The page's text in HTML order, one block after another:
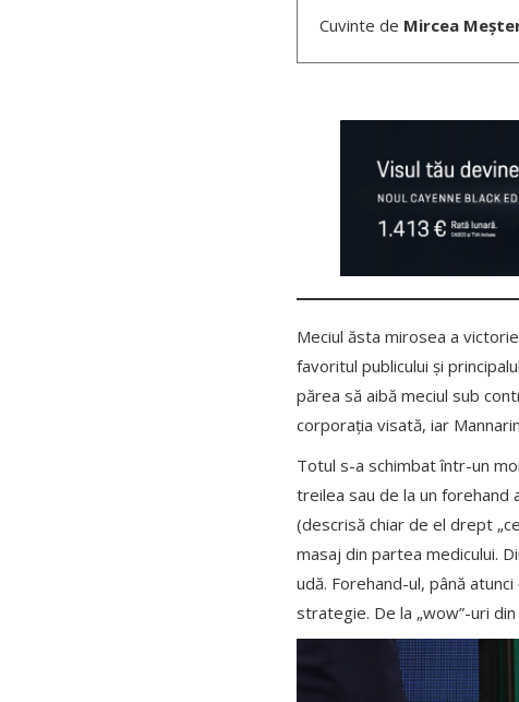
Cuvinte de Mircea
Meciul ăsta mirosea a
favoritul publicului și
părea să aibă meciul sub
corporația visată, iar
Totul s-a schimbat într-un
treilea sau de la un forehand
(descrisă chiar de el drept
masaj din partea medicului.
udă. Forehand-ul, până
strategie. De la „wow”-uri